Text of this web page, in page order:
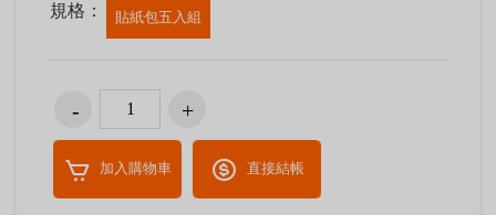
規格：
貼紙包五入組
加入購物車 直接結帳